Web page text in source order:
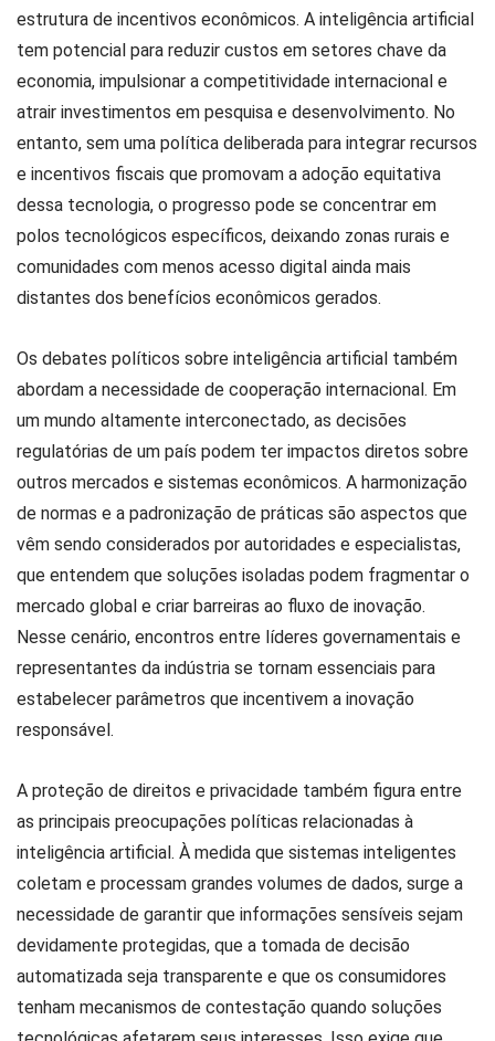
estrutura de incentivos econômicos. A inteligência artificial
tem potencial para reduzir custos em setores chave da
economia, impulsionar a competitividade internacional e
atrair investimentos em pesquisa e desenvolvimento. No
entanto, sem uma política deliberada para integrar recursos
e incentivos fiscais que promovam a adoção equitativa
dessa tecnologia, o progresso pode se concentrar em
polos tecnológicos específicos, deixando zonas rurais e
comunidades com menos acesso digital ainda mais
distantes dos benefícios econômicos gerados.
Os debates políticos sobre inteligência artificial também
abordam a necessidade de cooperação internacional. Em
um mundo altamente interconectado, as decisões
regulatórias de um país podem ter impactos diretos sobre
outros mercados e sistemas econômicos. A harmonização
de normas e a padronização de práticas são aspectos que
vêm sendo considerados por autoridades e especialistas,
que entendem que soluções isoladas podem fragmentar o
mercado global e criar barreiras ao fluxo de inovação.
Nesse cenário, encontros entre líderes governamentais e
representantes da indústria se tornam essenciais para
estabelecer parâmetros que incentivem a inovação
responsável.
A proteção de direitos e privacidade também figura entre
as principais preocupações políticas relacionadas à
inteligência artificial. À medida que sistemas inteligentes
coletam e processam grandes volumes de dados, surge a
necessidade de garantir que informações sensíveis sejam
devidamente protegidas, que a tomada de decisão
automatizada seja transparente e que os consumidores
tenham mecanismos de contestação quando soluções